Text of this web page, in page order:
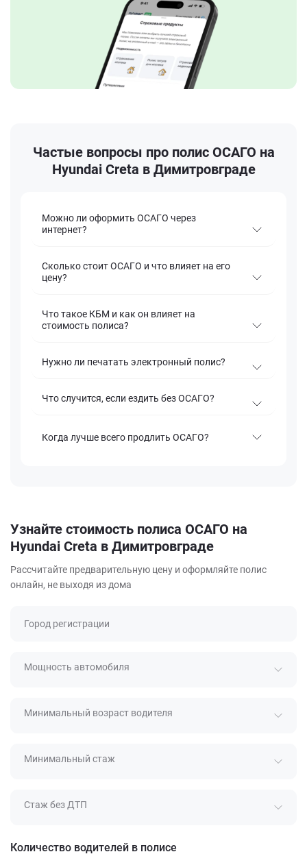
Частые вопросы про полис ОСАГО на
Hyundai Creta в Димитровграде
Можно ли оформить ОСАГО через
интернет?
Сколько стоит ОСАГО и что влияет на его
цену?
Что такое КБМ и как он влияет на
стоимость полиса?
Нужно ли печатать электронный полис?
Что случится, если ездить без ОСАГО?
Когда лучше всего продлить ОСАГО?
Узнайте стоимость полиса ОСАГО на
Hyundai Creta в Димитровграде
Рассчитайте предварительную цену и оформляйте полис
онлайн, не выходя из дома
Город регистрации
Мощность автомобиля
Минимальный возраст водителя
Минимальный стаж
Стаж без ДТП
Количество водителей в полисе